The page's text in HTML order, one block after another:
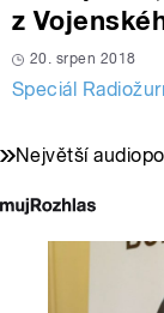
z
20. srpen 2018
Speciál
Největší